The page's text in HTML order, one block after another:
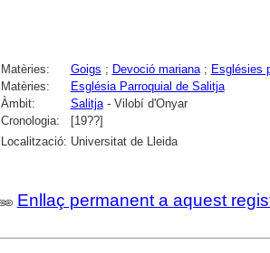
Matèries: Goigs ; Devoció mariana; Esglésies
Matèries:
Església Parroquial de Salitja
Àmbit:
Salitja- Vilobí d'Onyar
Cronologia:
[19??]
Localització: Universitat de Lleida
Enllaç permanent a aquest